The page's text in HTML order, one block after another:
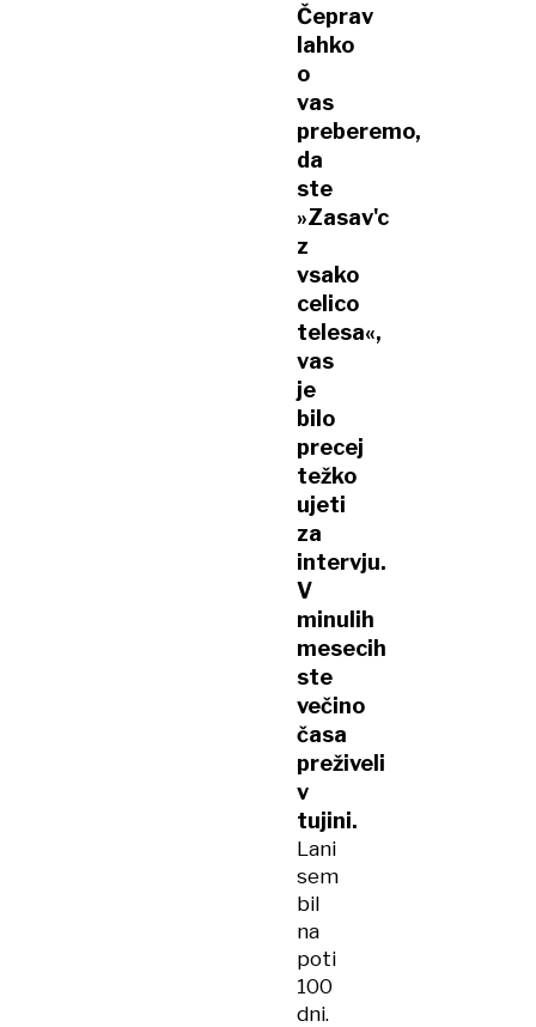
Čeprav
lahko
o
vas
preberemo,
da
ste
»Zasav'c
z
vsako
celico
telesa«,
vas
je
bilo
precej
težko
ujeti
za
intervju.
V
minulih
mesecih
ste
večino
časa
preživeli
v
tujini.
Lani
sem
bil
na
poti
100
dni.